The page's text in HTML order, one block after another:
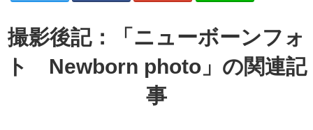
撮影後記：「 ニューボーンフォ
ト Newborn photo 」の関連記
事